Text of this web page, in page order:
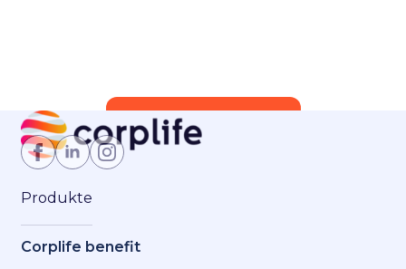
Jetzt Mitglied werden
Produkte
Corplife benefit